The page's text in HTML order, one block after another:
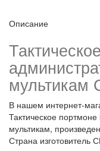
Описание
В нашем интернет-
Тактическое
мультикам,
Страна изготовитель